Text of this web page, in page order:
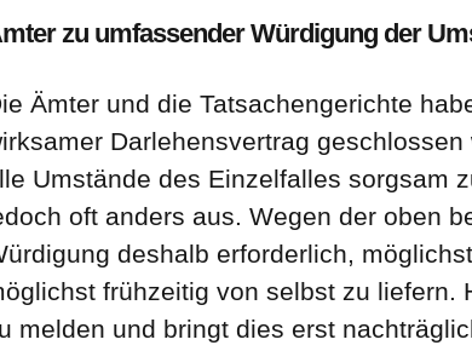
zu umfassender Würdigung der
Ämter und die Tatsachengerichte
Darlehensvertrag
Umstände des Einzelfalles sorgsam
oft anders aus. Wegen der oben
deshalb erforderlich,
frühzeitig von selbst zu liefern.
melden und bringt dies erst